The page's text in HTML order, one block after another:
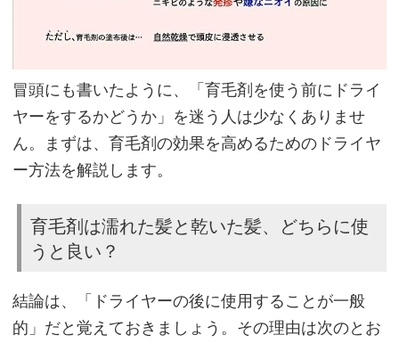
ラ
ヤ
ー
の
方
毛
剤
冒頭にも書いたように、「育毛剤を使う前にドライ
ヤーをするかどうか」を迷う人は少なくありませ
ん。まずは、育毛剤の効果を高めるためのドライヤ
ー方法を解説します。
育毛剤は濡れた髪と乾いた髪、どちらに使
うと良い？
結論は、「ドライヤーの後に使用することが一般
的」だと覚えておきましょう。その理由は次のとお